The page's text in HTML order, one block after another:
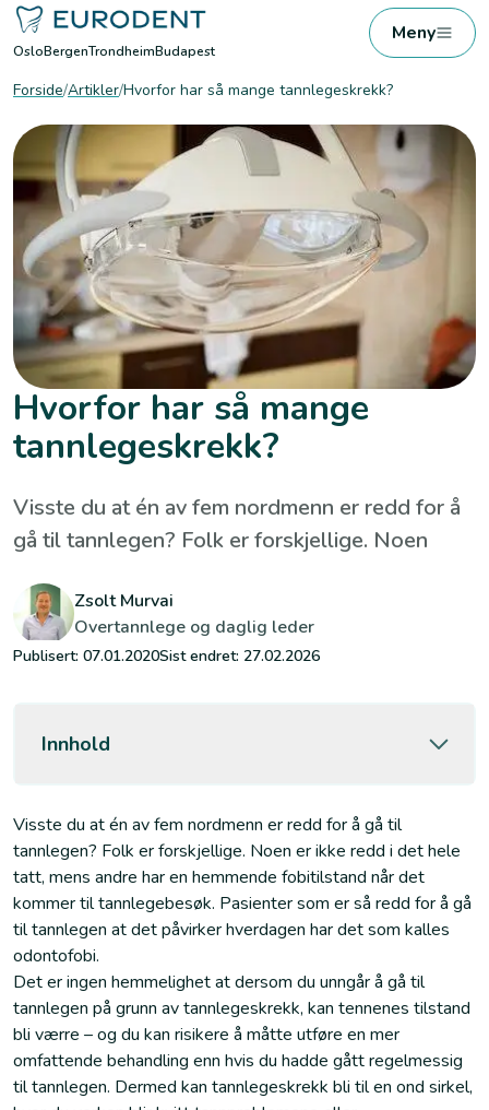
OsloBergenTrondheimBudapest
Meny
Forside/Artikler/Hvorfor har så mange tannlegeskrekk?
Hvorfor har så mange
tannlegeskrekk?
Visste du at én av fem nordmenn er redd for å
gå til tannlegen? Folk er forskjellige. Noen
Zsolt Murvai
Overtannlege og daglig leder
Publisert: 07.01.2020Sist endret: 27.02.2026
Innhold
Visste du at én av fem nordmenn er redd for å gå til
tannlegen? Folk er forskjellige. Noen er ikke redd i det hele
tatt, mens andre har en hemmende fobitilstand når det
kommer til tannlegebesøk. Pasienter som er så redd for å gå
til tannlegen at det påvirker hverdagen har det som kalles
odontofobi.
Det er ingen hemmelighet at dersom du unngår å gå til
tannlegen på grunn av tannlegeskrekk, kan tennenes tilstand
bli værre – og du kan risikere å måtte utføre en mer
omfattende behandling enn hvis du hadde gått regelmessig
til tannlegen. Dermed kan tannlegeskrekk bli til en ond sirkel,